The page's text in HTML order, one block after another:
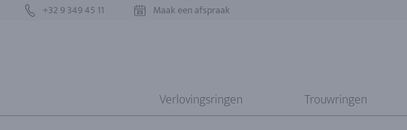
+32 9 349 45 11 Maak een afspraak
Verlovingsringen Trouwringen